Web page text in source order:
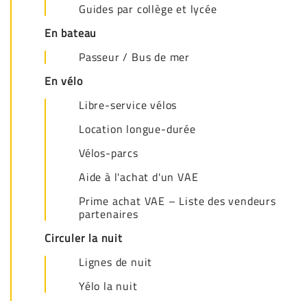
Guides par collège et lycée
En bateau
Passeur / Bus de mer
En vélo
Libre-service vélos
Location longue-durée
Vélos-parcs
Aide à l'achat d'un VAE
Prime achat VAE – Liste des vendeurs
partenaires
Circuler la nuit
Lignes de nuit
Yélo la nuit